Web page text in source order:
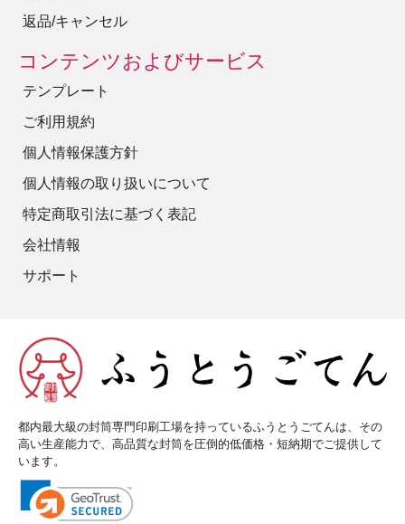
返品/キャンセル
コンテンツおよびサービス
テンプレート
ご利用規約
個人情報保護方針
個人情報の取り扱いについて
特定商取引法に基づく表記
会社情報
サポート
都内最大級の封筒専門印刷工場を持っているふうとうごてんは、その
高い生産能力で、高品質な封筒を圧倒的低価格・短納期でご提供して
います。